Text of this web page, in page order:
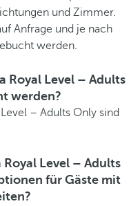
und Zimmer.
Anfrage und je nach
werden.
Royal Level – Adults
werden?
– Adults Only sind
Level – Adults
für Gäste mit